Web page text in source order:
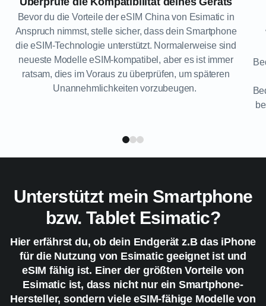
Bevor du die Vorteile der eSIM China von Esimatic in
Anspruch nimmst, stelle sicher, dass dein Smartphone
die eSIM-Technologie unterstützt. Normalerweise sind
neueste Modelle eSIM-kompatibel, aber es ist immer
ratsam, dies im Voraus zu überprüfen, um späteren
Unannehmlichkeiten vorzubeugen.
Unterstützt mein Smartphone
bzw. Tablet Esimatic?
Hier erfährst du, ob dein Endgerät z.B das iPhone
für die Nutzung von Esimatic geeignet ist und
eSIM fähig ist. Einer der größten Vorteile von
Esimatic ist, dass nicht nur ein Smartphone-
Hersteller, sondern viele eSIM-fähige Modelle von